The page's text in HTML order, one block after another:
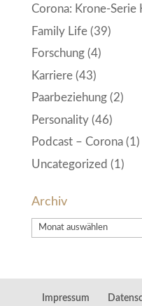
Corona: Krone-Serie
Family Life(39)
Forschung(4)
Karriere(43)
Paarbeziehung(2)
Personality(46)
Podcast – Corona(1)
Uncategorized (1)
Archiv
Archiv
Impressum